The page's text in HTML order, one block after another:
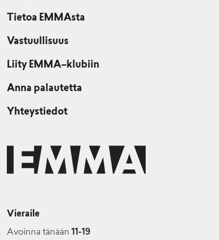
Tietoa EMMAsta
Vastuullisuus
Liity EMMA–klubiin
Anna palautetta
Yhteystiedot
Vieraile
Avoinna tänään 11-19